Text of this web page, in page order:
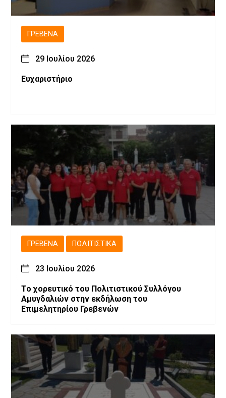
ΓΡΕΒΕΝΆ
29 Ιουλίου 2026
Ευχαριστήριο
ΓΡΕΒΕΝΆ ΠΟΛΙΤΙΣΤΙΚΆ
23 Ιουλίου 2026
Το χορευτικό του Πολιτιστικού Συλλόγου
Αμυγδαλιών στην εκδήλωση του
Επιμελητηρίου Γρεβενών